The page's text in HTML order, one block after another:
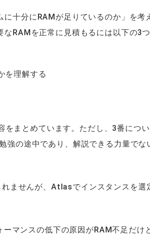
十分にRAMが足りているのか」を考
RAMを正常に見積もるには以下の3
を理解する
まとめています。ただし、3番につ
強の途中であり、解説できる力量でな
ませんが、Atlasでインスタンスを選
マンスの低下の原因がRAM不足だけ